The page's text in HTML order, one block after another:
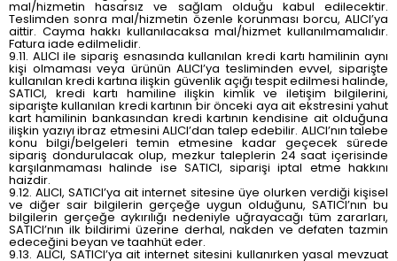
mal/hizmetin hasarsız ve sağlam olduğu kabul edilecektir.
Teslimden sonra mal/hizmetin özenle korunması borcu, ALICI’ya
aittir. Cayma hakkı kullanılacaksa mal/hizmet kullanılmamalıdır.
Fatura iade edilmelidir.
9.11. ALICI ile sipariş esnasında kullanılan kredi kartı hamilinin aynı
kişi olmaması veya ürünün ALICI’ya tesliminden evvel, siparişte
kullanılan kredi kartına ilişkin güvenlik açığı tespit edilmesi halinde,
SATICI, kredi kartı hamiline ilişkin kimlik ve iletişim bilgilerini,
siparişte kullanılan kredi kartının bir önceki aya ait ekstresini yahut
kart hamilinin bankasından kredi kartının kendisine ait olduğuna
ilişkin yazıyı ibraz etmesini ALICI’dan talep edebilir. ALICI’nın talebe
konu bilgi/belgeleri temin etmesine kadar geçecek sürede
sipariş dondurulacak olup, mezkur taleplerin 24 saat içerisinde
karşılanmaması halinde ise SATICI, siparişi iptal etme hakkını
haizdir.
9.12. ALICI, SATICI’ya ait internet sitesine üye olurken verdiği kişisel
ve diğer sair bilgilerin gerçeğe uygun olduğunu, SATICI’nın bu
bilgilerin gerçeğe aykırılığı nedeniyle uğrayacağı tüm zararları,
SATICI’nın ilk bildirimi üzerine derhal, nakden ve defaten tazmin
edeceğini beyan ve taahhüt eder.
9.13. ALICI, SATICI’ya ait internet sitesini kullanırken yasal mevzuat